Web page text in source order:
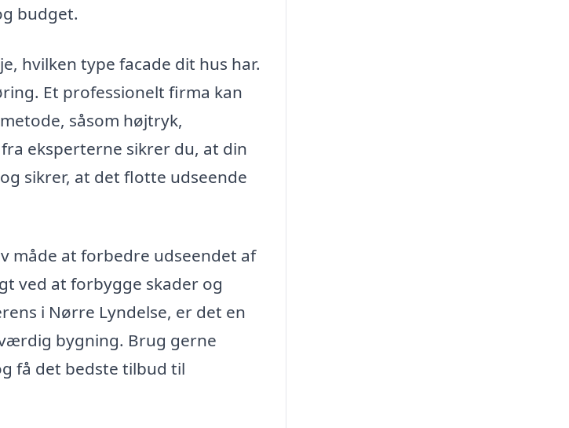
budget.
hvilken type facade dit hus har.
Et professionelt firma kan
såsom højtryk,
eksperterne sikrer du, at din
sikrer, at det flotte udseende
måde at forbedre udseendet af
ved at forbygge skader og
i Nørre Lyndelse, er det en
bygning. Brug gerne
få det bedste tilbud til